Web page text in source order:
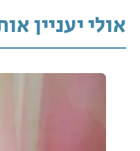
אולי יעניין